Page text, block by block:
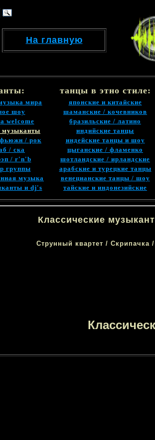
На главную
мира
шоу
welcome
музыканты
/ рок
/ ска
/ r'n'b
группы
музыка
и dj's
танцы в этно стиле:
японские и китайские
шаманские / кочевников
бразильские / латино
индийские танцы
индейские танцы и шоу
цыганские / фламенко
шотландские / ирландские
арабские и турецкие танцы
венецианские танцы / шоу
тайские и индонезийские
Классические
Струнный квартет / Скрипачка